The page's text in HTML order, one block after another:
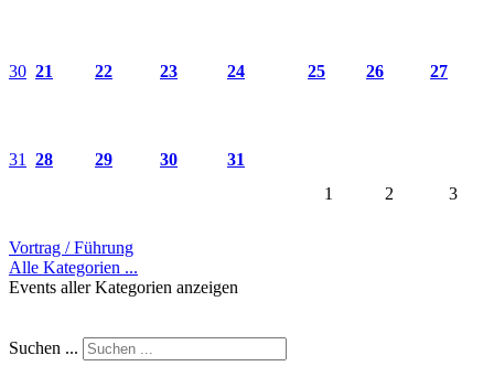
30 21 22 23 24 25 26 27
31 28 29 30
31
1
2 3
Vortrag / Führung
Alle Kategorien ...
Events aller Kategorien anzeigen
Suchen ...